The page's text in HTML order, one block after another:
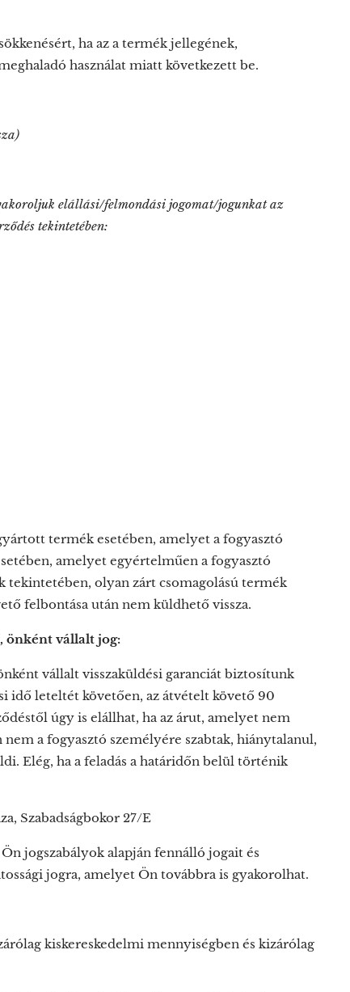
ha az a termék jellegének,
használat miatt következett be.
elállási/felmondási jogomat/jogunkat az
tekintetében:
termék esetében, amelyet a fogyasztó
amelyet egyértelműen a fogyasztó
olyan zárt csomagolású termék
felbontása után nem küldhető vissza.
önként vállalt jog:
vállalt visszaküldési garanciát biztosítunk
idő leteltét követően, az átvételt követő 90
úgy is elállhat, ha az árut, amelyet nem
a fogyasztó személyére szabtak, hiánytalanul,
Elég, ha a feladás a határidőn belül történik
Szabadságbokor 27/E
jogszabályok alapján fennálló jogait és
jogra, amelyet Ön továbbra is gyakorolhat.
kiskereskedelmi mennyiségben és kizárólag